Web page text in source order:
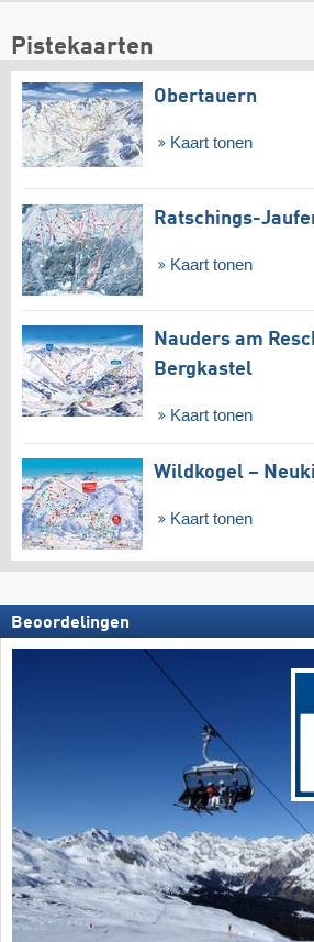
Pistekaarten
Obertauern
Kaart tonen
Ratschings-
Kaart tonen
Nauders am
Bergkastel
Kaart tonen
Wildkogel –
Kaart tonen
Beoordelingen